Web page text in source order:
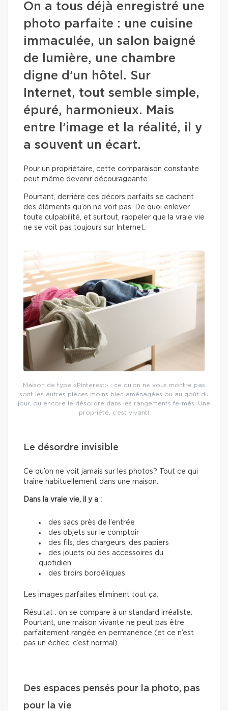
On a tous déjà enregistré une
photo parfaite : une cuisine
immaculée, un salon baigné
de lumière, une chambre
digne d’un hôtel. Sur
Internet, tout semble simple,
épuré, harmonieux. Mais
entre l’image et la réalité, il y
a souvent un écart.
Pour un propriétaire, cette comparaison constante
peut même devenir décourageante.
Pourtant, derrière ces décors parfaits se cachent
des éléments qu’on ne voit pas. De quoi enlever
toute culpabilité, et surtout, rappeler que la vraie vie
ne se voit pas toujours sur Internet.
Maison de type «Pinterest» : ce qu’on ne vous montre pas
sont les autres pièces moins bien aménagées ou au goût du
jour, ou encore le désordre dans les rangements fermés. Une
propriété, c’est vivant!
Le désordre invisible
Ce qu’on ne voit jamais sur les photos? Tout ce qui
traîne habituellement dans une maison.
Dans la vraie vie, il y a :
des sacs près de l’entrée
des objets sur le comptoir
des fils, des chargeurs, des papiers
des jouets ou des accessoires du
quotidien
des tiroirs bordéliques
Les images parfaites éliminent tout ça.
Résultat : on se compare à un standard irréaliste.
Pourtant, une maison vivante ne peut pas être
parfaitement rangée en permanence (et ce n’est
pas un échec, c’est normal).
Des espaces pensés pour la photo, pas
pour la vie